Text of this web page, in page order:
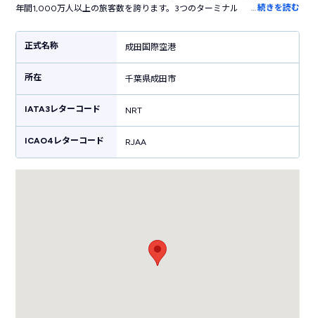
年間1,000万人以上の旅客数を誇ります。3つのターミナルを持ち、第3タ
斎の日本画や現代アート、ステンドグラスなどさまざまなアート作品が展
示された、国際空港らしい洗練された雰囲気。お土産売り場では東京・千
葉だけでなく全国各地のお土産・グルメが揃います。空港敷地内にはカプ
セルホテルやシャワールームも併設しており高い快適性が魅力。都心を結
ぶ電車がターミナルに直結しているので都内へのアクセス・関東の観光に
便利です。
続きを読む
正式名称 成田国際空港
所在 千葉県成田市
IATA3レターコード NRT
ICAO4レターコード RJAA